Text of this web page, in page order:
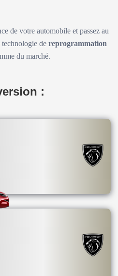
de votre automobile et passez au
technologie de reprogrammation
du marché.
: